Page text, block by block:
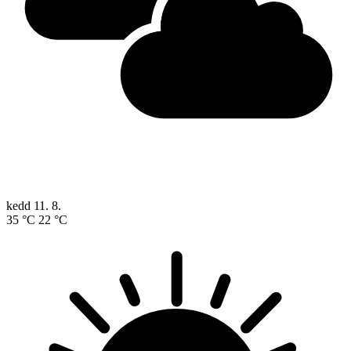
kedd 11. 8.
35 °C 22 °C